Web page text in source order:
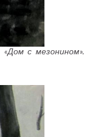
с мезонином».